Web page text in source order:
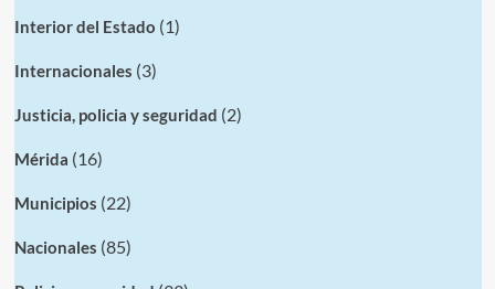
Interior del Estado (1)
Internacionales (3)
Justicia, policia y seguridad (2)
Mérida (16)
Municipios (22)
Nacionales (85)